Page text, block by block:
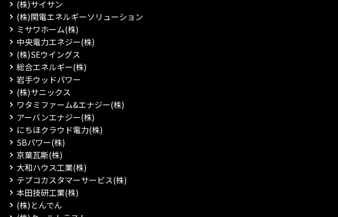
(株)サイサン
(株)関電エネルギーソリューション
ミサワホーム(株)
中央電力エネジー(株)
(株)SEウイングス
総合エネルギー(株)
岩手ウッドパワー
(株)サニックス
ワタミファーム&エナジー(株)
アーバンエナジー(株)
にちほクラウド電力(株)
SBパワー(株)
京葉瓦斯(株)
大和ハウス工業(株)
テプコカスタマーサービス(株)
本田技研工業(株)
(株)とんでん